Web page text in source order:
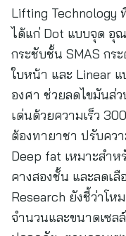
Lifting Technology
ได้แก่ Dot แบบจุด อุ
กระชับชั้น SMAS กร
ใบหน้า และ Linear
องศา ช่วยลดไขมันส่
เด่นด้วยความเร็ว
ต้องทายาชา ปรับคว
Deep fat เหมาะสำห
คางสองชั้น และลดเลื
Research ยังชี้ว่าโห
จำนวนและขนาดเซล